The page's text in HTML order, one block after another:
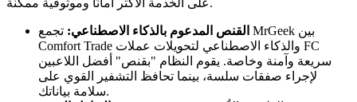
القنص المدعوم بالذكاء الاصطناعي: تجمع MrGeek بين
Comfort Trade والذكاء الاصطناعي لتحويلات عملات FC
سريعة وآمنة وخاصة. يقوم النظام "بقنص" أفضل اللاعبين
لإجراء صفقات سلسة، بينما تحافظ التشفير القوي على
سلامة بياناتك.